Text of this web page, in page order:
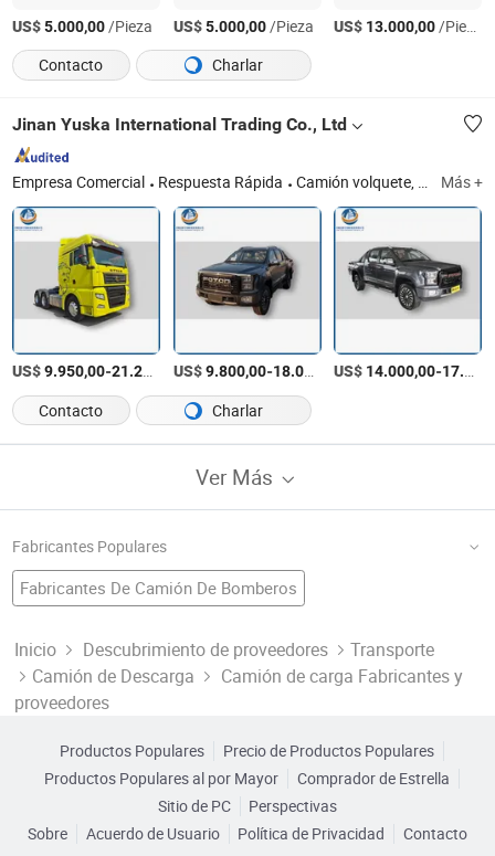
US$5.000,00/Pieza US$5.000,00/Pieza US$ 13.000,00/Pieza
Contacto
Charlar
Jinan Yuska International Trading Co., Ltd
Empresa Comercial Respuesta Rápida Camión volquete, camión mezclador de concreto, tractor, camión usado, camión tractor, camión Más +
US$9.950,00-21.200,00 /Pieza
US$9.800,00-18.000,00 /Pieza
US$ 14.000,00-17.000,00
Contacto Charlar
Ver Más
Fabricantes Populares
Fabricantes De Camión De Bomberos
Fabricantes De Buque De Carga
Fabricantes De Camión De Carga Pesada
Fábrica De Remolque De Carga
Fábrica De Transporte
Sinotruk De China Camión Especial Camión De Carga
Inicio Descubrimiento de proveedores
Transporte
Camión de Descarga
Camión de carga Fabricantes y
proveedores
Productos Populares
Precio de Productos Populares
Productos Populares al por Mayor
Comprador de Estrella
Sitio de PC
Perspectivas
Sobre
Acuerdo de Usuario Política de Privacidad Contacto